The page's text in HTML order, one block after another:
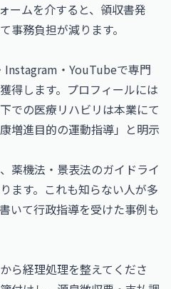
ームを介すると、領収書発
事務負担が減ります。
Instagram・YouTubeで専門
得します。プロフィールには
での医療リハビリは本業にて
増進目的の運動指導」と明示
薬機法・景表法のガイドライ
ます。これも知らない人が多
いて行政指導を受けた事例も
ら経理処理を整えてくださ